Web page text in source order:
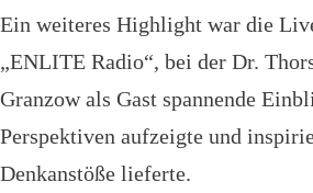
Ein weiteres Highlight war die
„ENLITE Radio“, bei der Dr.
Granzow als Gast spannende
Perspektiven aufzeigte und
Denkanstöße lieferte.